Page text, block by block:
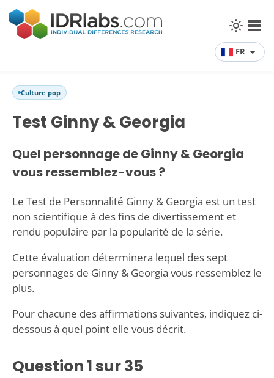
FR
Culture pop
Test Ginny & Georgia
Quel personnage de Ginny & Georgia
vous ressemblez-vous ?
Le Test de Personnalité Ginny & Georgia est un test
non scientifique à des fins de divertissement et
rendu populaire par la popularité de la série.
Cette évaluation déterminera lequel des sept
personnages de Ginny & Georgia vous ressemblez le
plus.
Pour chacune des affirmations suivantes, indiquez ci-
dessous à quel point elle vous décrit.
Question1sur 35